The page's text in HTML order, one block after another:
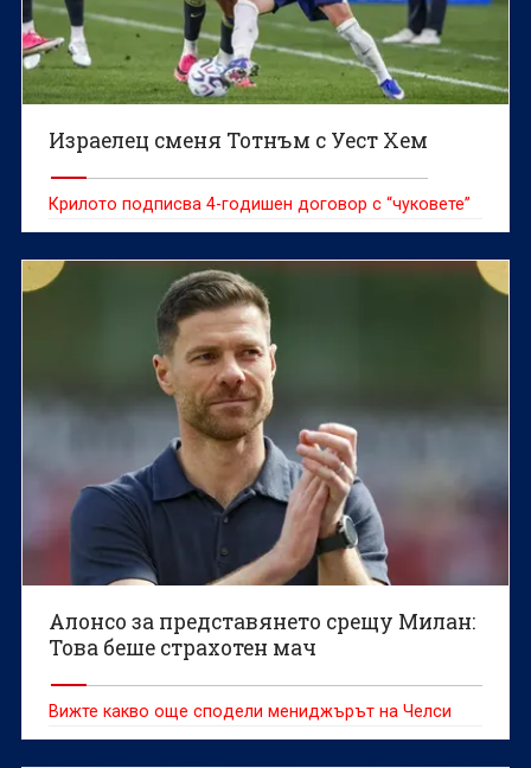
Израелец сменя Тотнъм с Уест Хем
Крилото подписва 4-годишен договор с “чуковете”
Алонсо за представянето срещу Милан:
Това беше страхотен мач
Вижте какво още сподели мениджърът на Челси